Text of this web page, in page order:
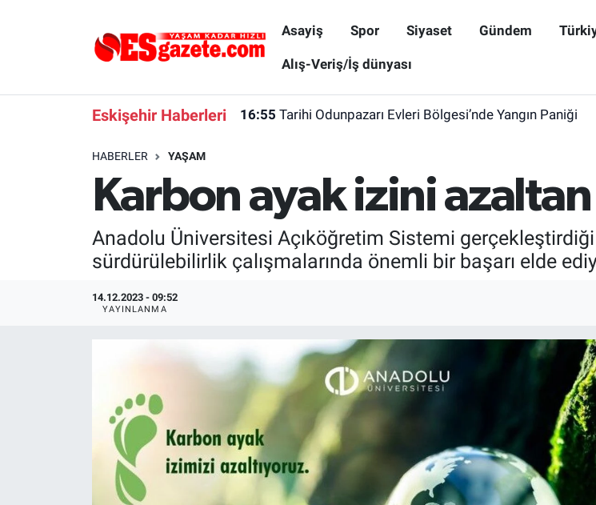
Asayiş Spor Siyaset Gündem
Alış-Veriş/İş dünyası
Eskişehir Haberleri 16:55 Tarihi Odunpazarı Evleri Bölgesi’nde Yangın Paniği
HABERLER YAŞAM
Karbon ayak izini azaltan
Anadolu Üniversitesi Açıköğretim Sistemi
sürdürülebilirlik çalışmalarında önemli bir başarı elde
14.12.2023 - 09:52
YAYINLANMA
Eskişehirspor Arşivi
Röportaj
Ekonomi
Eskişehir Nöbetçi Eczaneler
Süper Lig Puan Durumu ve Fikstür
Son Dakika Haberleri
Haber Arşivi